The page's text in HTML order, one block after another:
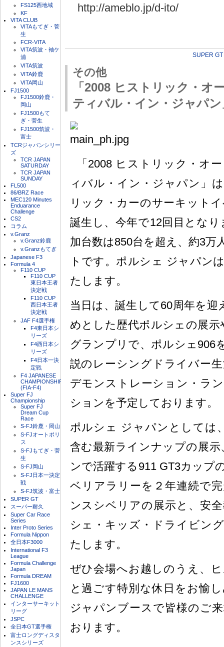
FS125西地域
KF
VITA CLUB
VITAもてぎ・菅
生
FCR-VITA
VITA筑波・袖ケ
浦
VITA筑波
VITA鈴鹿
VITA岡山
FJ1500
FJ1500鈴鹿・
岡山
FJ1500もて
ぎ・菅生
FJ1500筑波・
富士
TCRジャパンシリー
ズ
TCR JAPAN
SATURDAY
TCR JAPAN
SUNDAY
FL500
86/BRZ Race
MEC120 Minutes
Enduarance
Challenge
CS2
コラム
v.Granz
v.Granz鈴鹿
v.Granzもてぎ
Japanese F3
Formula 4
F110 CUP
F110 CUP
東日本王者
決定戦
F110 CUP
西日本王者
決定戦
JAF F4選手権
F4東日本シ
リーズ
F4西日本シ
リーズ
F4日本一決
定戦
F4 JAPANESE
CHAMPIONSHIP
(FIA-F4)
Super FJ
Championship
Super FJ
Dream Cup
Race
S-FJ鈴鹿・岡山
S-FJオートポリ
ス
S-FJもてぎ・菅
生
S-FJ岡山
S-FJ日本一決定
戦
S-FJ筑波・富士
SUPER GT
スーパー耐久
Super Car Race
Series
Inter Proto Series
Formula Nippon
全日本F3000
International F3
League
Formula Challenge
Japan
Formula DREAM
FJ1600
JAPAN LE MANS
CHALLENGE
インターサーキット
リーグ
JSPC
全日本GT選手権
富士ロングディスタ
ンスシリーズ
http://ameblo.jp/d-ito/
SUPER GT
その他
「2008 ヒストリック・オ
ティバル・イン・ジャパ
「2008 ヒストリック・オ
ィバル・イン・ジャパン」
リック・カーのサーキット
誕生し、今年で12回目とな
加台数は850台を超え、約3万
トです。ポルシェ ジャパン
たします。
当日は、誕生して60周年を
めとした歴代ポルシェの展示
グランプリで、ポルシェ906
説のレーシングドライバー
デモンストレーション・ラ
ションを予定しております。
ポルシェ ジャパンとしては
含む最新ラインナップの展
ンで活躍する911 GT3カップ
ベリアラリーを２年連続で
ンスシベリアの展示と、安
シェ・キッズ・ドライビン
たします。
ぜひ会場へお越しのうえ、
と過ごす特別な休日をお愉
ジャパンブースで皆様のご
おります。